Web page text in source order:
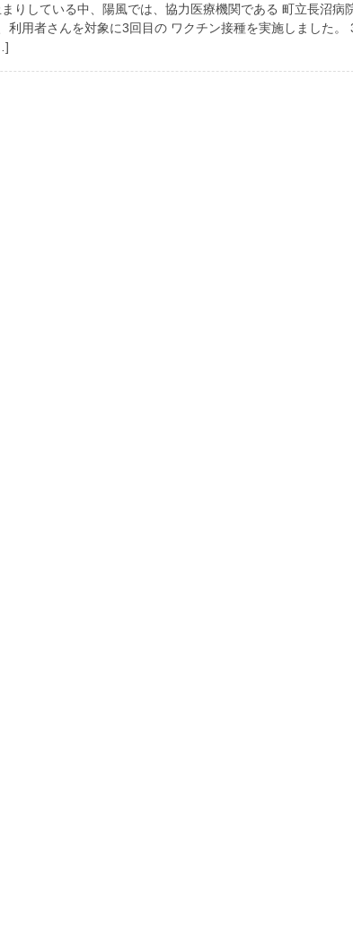
りしている中、陽風では、協力医療機関である 町立長沼病
利用者さんを対象に3回目の ワクチン接種を実施しました。